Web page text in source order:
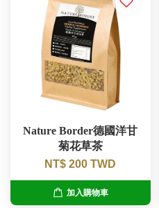
Nature Border德國洋甘
菊花草茶
NT$ 200 TWD
加入購物車